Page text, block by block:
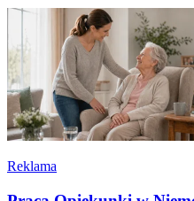
Reklama